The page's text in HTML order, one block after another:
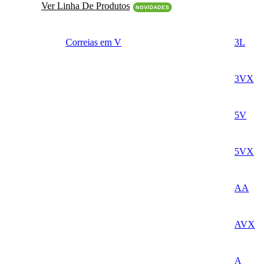
Ver Linha De Produtos NOVIDADES
Correias em V 3L
3VX
5V
5VX
AA
AVX
A